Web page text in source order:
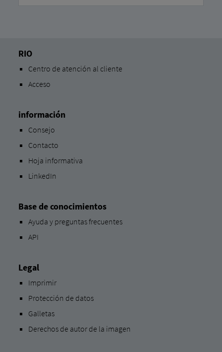
RIO
Centro de atención al cliente
Acceso
información
Consejo
Contacto
Hoja informativa
LinkedIn
Base de conocimientos
Ayuda y preguntas frecuentes
API
Legal
Imprimir
Protección de datos
Galletas
Derechos de autor de la imagen